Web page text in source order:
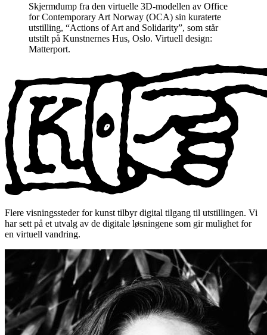
Skjermdump fra den virtuelle 3D-modellen av Office
for Contemporary Art Norway (OCA) sin kuraterte
utstilling, “Actions of Art and Solidarity”, som står
utstilt på Kunstnernes Hus, Oslo. Virtuell design:
Matterport.
Flere visningssteder for kunst tilbyr digital tilgang til utstillingen. Vi
har sett på et utvalg av de digitale løsningene som gir mulighet for
en virtuell vandring.